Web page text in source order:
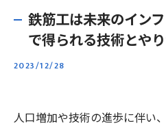
鉄筋工は未来のイン
で得られる技術とや
2023/12/28
人口増加や技術の進歩に伴い